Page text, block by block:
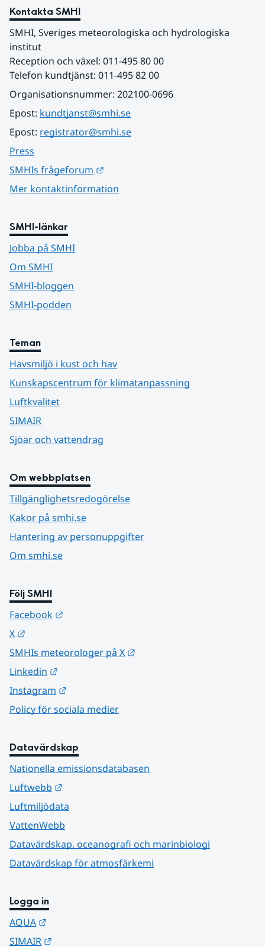
Kontakta SMHI
SMHI, Sveriges meteorologiska och hydrologiska
institut
Reception och växel: 011-495 80 00
Telefon kundtjänst: 011-495 82 00
Organisationsnummer: 202100-0696
Epost: kundtjanst@smhi.se
Epost: registrator@smhi.se
Press
SMHIs frågeforum
Mer kontaktinformation
SMHI-länkar
Jobba på SMHI
Om SMHI
SMHI-bloggen
SMHI-podden
Teman
Havsmiljö i kust och hav
Kunskapscentrum för klimatanpassning
Luftkvalitet
SIMAIR
Sjöar och vattendrag
Om webbplatsen
Tillgänglighetsredogörelse
Kakor på smhi.se
Hantering av personuppgifter
Om smhi.se
Följ SMHI
Facebook
X
SMHIs meteorologer på X
Linkedin
Instagram
Policy för sociala medier
Datavärdskap
Nationella emissionsdatabasen
Luftwebb
Luftmiljödata
VattenWebb
Datavärdskap, oceanografi och marinbiologi
Datavärdskap för atmosfärkemi
Logga in
AQUA
SIMAIR